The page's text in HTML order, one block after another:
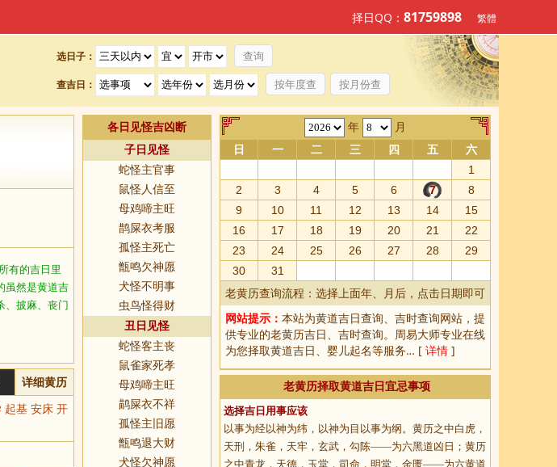
选日子：
查吉日： 按年度查 按月份查
择日QQ： 81759898 繁體
有的吉日里
虽然是黄道吉
、披麻、丧门
详细黄历
起基 安床 开
各日见怪吉凶断
子日见怪
蛇怪主官事
鼠怪人信至
母鸡啼主旺
鹊屎衣考服
孤怪主死亡
甑鸣欠神愿
犬怪不明事
虫鸟怪得财
丑日见怪
蛇怪客主丧
鼠雀家死孝
母鸡啼主旺
鹋屎衣不祥
孤怪主旧愿
甑鸣退大财
犬怪欠神愿
年 月
日 一 二 三 四 五
六
1
2
3 4 5 6 7
8
9
10 11 12 13 14
15
16
17 18 19 20 21
22
23
24 25 26 27 28
29
30
31
老黄历查询流程：选择上面年、月后，点击日期即可
网站提示： 本站为黄道吉日查询、 吉时查询网站，提
供专业的老黄历吉日、吉时查询。周易大师专业在线
为您择取黄道吉日、婴儿起名等服务… [ 详情 ]
老黄历择取黄道吉日宜忌事项
选择吉日用事应该
以事为经以神为纬，以神为目以事为纲。黄历之中白虎，
天刑，朱雀，天牢，玄武，勾陈——为六黑道凶日；黄历
之中青龙，天德，玉堂，司命，明堂，金匮——为六黄道